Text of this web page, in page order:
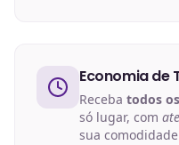
Economia de
Receba todos
só lugar, com
sua